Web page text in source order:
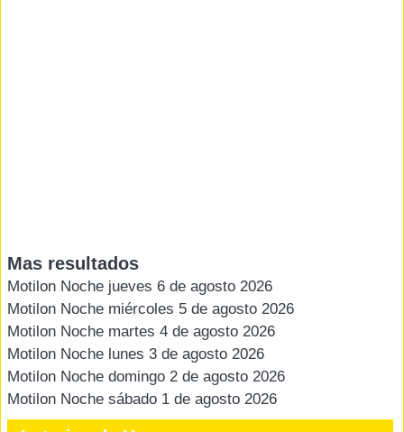
Mas resultados
Motilon Noche jueves 6 de agosto 2026
Motilon Noche miércoles 5 de agosto 2026
Motilon Noche martes 4 de agosto 2026
Motilon Noche lunes 3 de agosto 2026
Motilon Noche domingo 2 de agosto 2026
Motilon Noche sábado 1 de agosto 2026